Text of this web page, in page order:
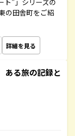
ト”」シリーズの
の田舎町をご紹
詳細を見る
る旅の記録と